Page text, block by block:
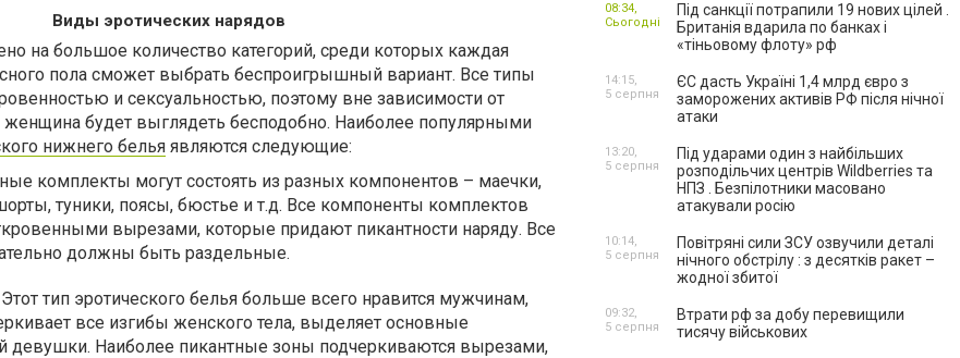
Виды эротических нарядов
на большое количество категорий, среди которых каждая
пола сможет выбрать беспроигрышный вариант. Все типы
и сексуальностью, поэтому вне зависимости от
будет выглядеть бесподобно. Наиболее популярными
нижнего белья являются следующие:
комплекты могут состоять из разных компонентов – маечки,
туники, поясы, бюстье и т.д. Все компоненты комплектов
вырезами, которые придают пикантности наряду. Все
должны быть раздельные.
тип эротического белья больше всего нравится мужчинам,
все изгибы женского тела, выделяет основные
девушки. Наиболее пикантные зоны подчеркиваются вырезами,
Під санкції потрапили 19 нових цілей .
Британія вдарила по банках і
«тіньовому флоту» рф
08:34,
Сьогодні
ЄС дасть Україні 1,4 млрд євро з
заморожених активів РФ після нічної
атаки
14:15,
5 серпня
Під ударами один з найбільших
розподільчих центрів Wildberries та
НПЗ . Безпілотники масовано
атакували росію
13:20,
5 серпня
Повітряні сили ЗСУ озвучили деталі
нічного обстрілу : з десятків ракет –
жодної збитої
10:14,
5 серпня
Втрати рф за добу перевищили
тисячу військових
09:32,
5 серпня